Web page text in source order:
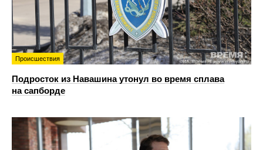
Происшествия
Подросток из Навашина утонул во время сплава
на сапборде